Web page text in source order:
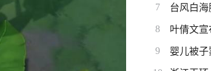
7 台风白
8 叶倩文
9 婴儿被